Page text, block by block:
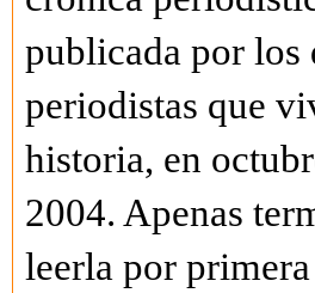
publicada por los
periodistas que
historia, en
2004. Apenas
leerla por